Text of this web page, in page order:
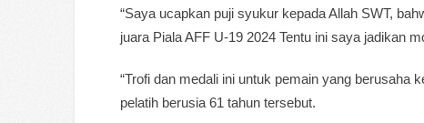
“Saya ucapkan puji syukur kepada Allah SWT,
juara Piala AFF U-19 2024 Tentu ini saya jadikan
“Trofi dan medali ini untuk pemain yang berusaha
pelatih berusia 61 tahun tersebut.